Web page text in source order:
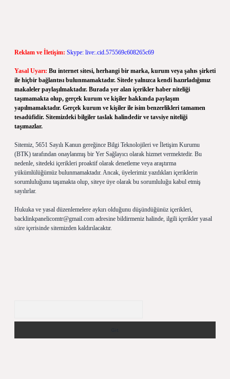
Reklam ve İletişim: Skype: live:.cid.575569c608265c69
Yasal Uyarı: Bu internet sitesi, herhangi bir marka, kurum veya şahıs şirketi
ile hiçbir bağlantısı bulunmamaktadır. Sitede yalnızca kendi hazırladığımız
makaleler paylaşılmaktadır. Burada yer alan içerikler haber niteliği
taşımamakta olup, gerçek kurum ve kişiler hakkında paylaşım
yapılmamaktadır. Gerçek kurum ve kişiler ile isim benzerlikleri tamamen
tesadüfidir. Sitemizdeki bilgiler taslak halindedir ve tavsiye niteliği
taşımazlar.
Sitemiz, 5651 Sayılı Kanun gereğince Bilgi Teknolojileri ve İletişim Kurumu
(BTK) tarafından onaylanmış bir Yer Sağlayıcı olarak hizmet vermektedir. Bu
nedenle, sitedeki içerikleri proaktif olarak denetleme veya araştırma
yükümlülüğümüz bulunmamaktadır. Ancak, üyelerimiz yazdıkları içeriklerin
sorumluluğunu taşımakta olup, siteye üye olarak bu sorumluluğu kabul etmiş
sayılırlar.
Hukuka ve yasal düzenlemelere aykırı olduğunu düşündüğünüz içerikleri,
backlinkpanelicomtr@gmail.com adresine bildirmeniz halinde, ilgili içerikler yasal
süre içerisinde sitemizden kaldırılacaktır.